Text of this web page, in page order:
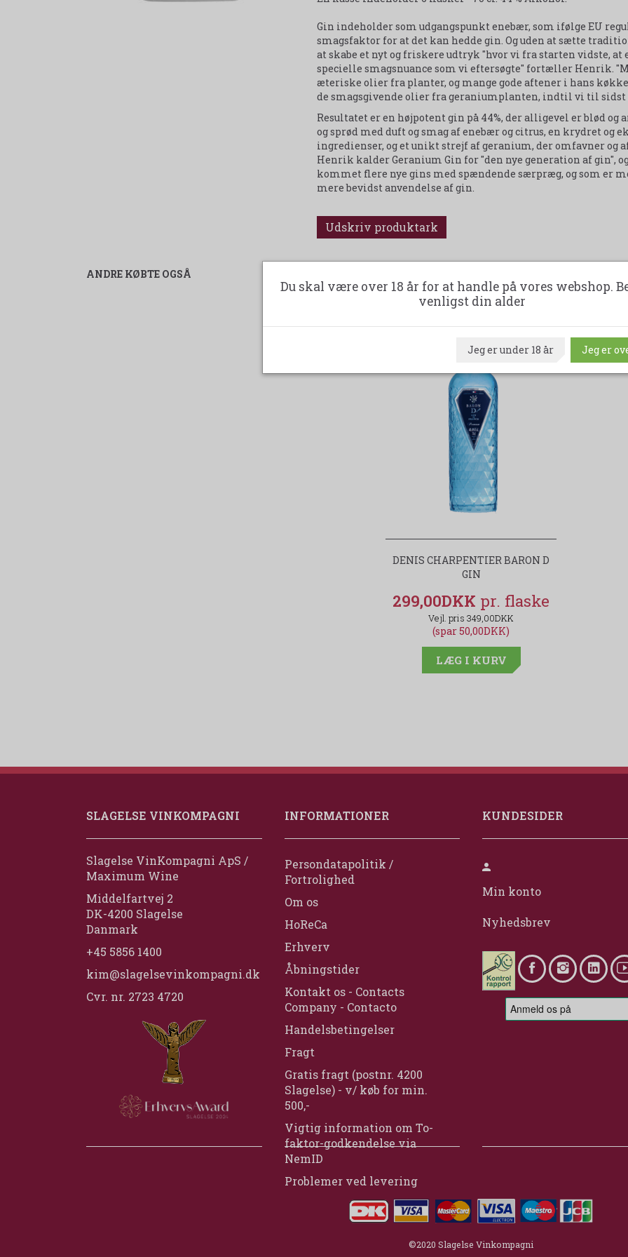
Gin indeholder som udgangspunkt enebær, som ifølge EU
smagsfaktor for at det kan hedde gin. Og uden at sætte
at skabe et nyt og friskere udtryk "hvor vi fra starten vidste,
specielle smagsnuance som vi eftersøgte" fortæller Henrik.
æteriske olier fra planter, og mange gode aftener i hans
de smagsgivende olier fra geraniumplanten, indtil vi til sidst
Resultatet er en højpotent gin på 44%, der alligevel er blød
og sprød med duft og smag af enebær og citrus, en krydret og
ingredienser, og et unikt strejf af geranium, der omfavner og
Henrik kalder Geranium Gin for "den nye generation af gin",
kommet flere nye gins med spændende særpræg, og som er
mere bevidst anvendelse af gin.
Udskriv produktark
ANDRE KØBTE OGSÅ
DENIS CHARPENTIER BARON D
GIN
299,00DKK
349,00DKK
(spar 50,00DKK)
LÆG I KURV
SLAGELSE VINKOMPAGNI
Slagelse VinKompagni ApS /
Maximum Wine
Middelfartvej 2
DK-4200 Slagelse
Danmark
+45 5856 1400
kim@slagelsevinkompagni.dk
Cvr. nr. 2723 4720
INFORMATIONER
Persondatapolitik /
Fortrolighed
Om os
HoReCa
Erhverv
Åbningstider
Kontakt os - Contacts
Company - Contacto
Handelsbetingelser
Fragt
Gratis fragt (postnr. 4200
Slagelse) - v/ køb for min.
500,-
Vigtig information om To-
faktor-godkendelse via
NemID
Problemer ved levering
KUNDESIDER
Min konto
Nyhedsbrev
©2020 Slagelse Vinkompagni
Du skal være over 18 år for at handle på vores webshop.
venligst din alder
Jeg er under 18 år Jeg er